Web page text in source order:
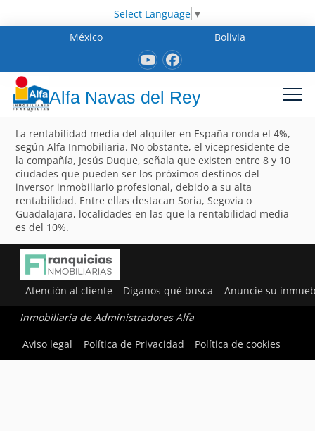
Select Language ▼
México
Bolivia
Alfa Navas del Rey
La rentabilidad media del alquiler en España ronda el 4%,
según Alfa Inmobiliaria. No obstante, el vicepresidente de
la compañía, Jesús Duque, señala que existen entre 8 y 10
ciudades que pueden ser los próximos destinos del
inversor inmobiliario profesional, debido a su alta
rentabilidad. Entre ellas destacan Soria, Segovia o
Guadalajara, localidades en las que la rentabilidad media
es del 10%.
Atención al cliente Díganos qué busca Anuncie su
Inmobiliaria de Administradores Alfa
Aviso legal
Política de Privacidad Política de cookies